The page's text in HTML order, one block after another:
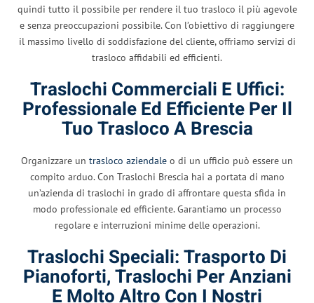
quindi tutto il possibile per rendere il tuo trasloco il più agevole
e senza preoccupazioni possibile. Con l’obiettivo di raggiungere
il massimo livello di soddisfazione del cliente, offriamo servizi di
trasloco affidabili ed efficienti.
Traslochi Commerciali E Uffici:
Professionale Ed Efficiente Per Il
Tuo Trasloco A Brescia
Organizzare un trasloco aziendale o di un ufficio può essere un
compito arduo. Con Traslochi Brescia hai a portata di mano
un’azienda di traslochi in grado di affrontare questa sfida in
modo professionale ed efficiente. Garantiamo un processo
regolare e interruzioni minime delle operazioni.
Traslochi Speciali: Trasporto Di
Pianoforti, Traslochi Per Anziani
E Molto Altro Con I Nostri